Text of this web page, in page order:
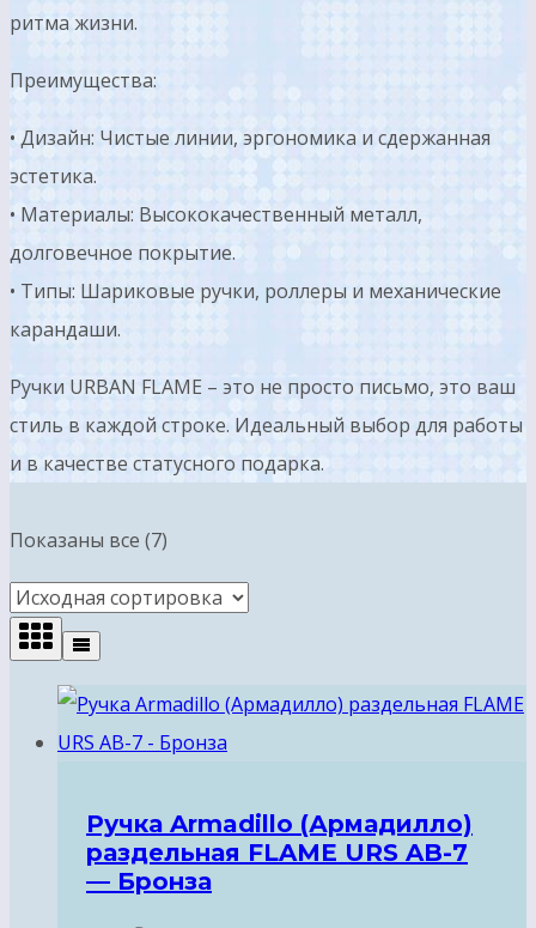
ритма жизни.
Преимущества:
• Дизайн: Чистые линии, эргономика и сдержанная
эстетика.
• Материалы: Высококачественный металл,
долговечное покрытие.
• Типы: Шариковые ручки, роллеры и механические
карандаши.
Ручки URBAN FLAME – это не просто письмо, это ваш
стиль в каждой строке. Идеальный выбор для работы
и в качестве статусного подарка.
Показаны все (7)
Ручка Armadillo (Армадилло)
раздельная FLAME URS AB-7
— Бронза